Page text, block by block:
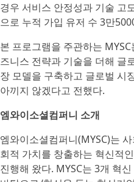
경우 서비스 안정성과 기술 고
으로 누적 가입 유저 수 3만
본 프로그램을 주관하는
즈니스 전략과 기술을 더해 글
장 모델을 구축하고 글로벌 시
아끼지 않겠다고 전했다.
엠와이소셜컴퍼니 소개
엠와이소셜컴퍼니(MYSC)는
회적 가치를 창출하는 혁신적
진행해 왔다. MYSC는 3개 혁